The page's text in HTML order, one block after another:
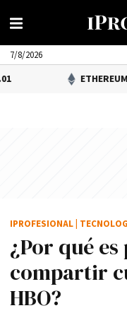
7/8/2026
ETHEREUM -0.16%
¿Por qué
compartir
HBO?
IPROFESIONAL